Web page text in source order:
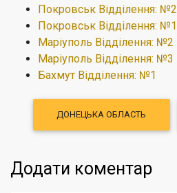
Покровськ Відділення: №2
Покровськ Відділення: №1
Маріуполь Відділення: №2
Маріуполь Відділення: №3
Бахмут Відділення: №1
ДОНЕЦЬКА ОБЛАСТЬ
Додати коментар